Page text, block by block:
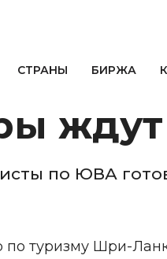
СТРАНЫ БИРЖА
по ЮВА
по туризму Шри-